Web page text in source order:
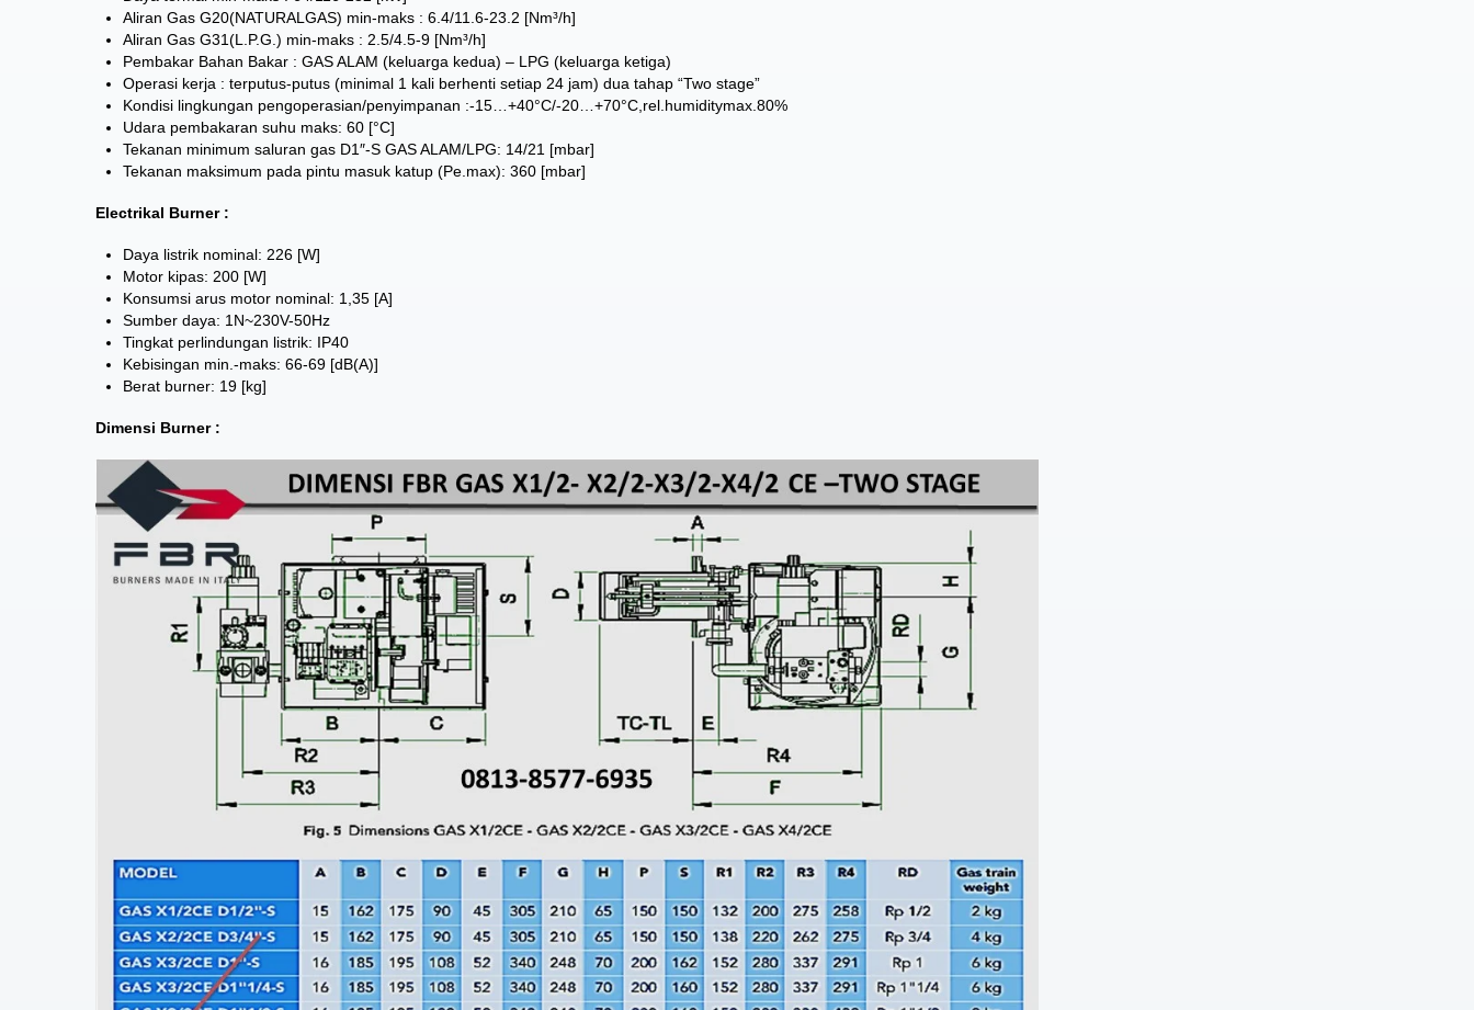
Aliran Gas G20(NATURALGAS) min-maks : 6.4/11.6-23.2 [Nm³/h]
Aliran Gas G31(L.P.G.) min-maks : 2.5/4.5-9 [Nm³/h]
Pembakar Bahan Bakar : GAS ALAM (keluarga kedua) – LPG (keluarga ketiga)
Operasi kerja : terputus-putus (minimal 1 kali berhenti setiap 24 jam) dua tahap “Two stage”
Kondisi lingkungan pengoperasian/penyimpanan :-15…+40°C/-20…+70°C,rel.humiditymax.80%
Udara pembakaran suhu maks: 60 [°C]
Tekanan minimum saluran gas D1″-S GAS ALAM/LPG: 14/21 [mbar]
Tekanan maksimum pada pintu masuk katup (Pe.max): 360 [mbar]
Electrikal Burner :
Daya listrik nominal: 226 [W]
Motor kipas: 200 [W]
Konsumsi arus motor nominal: 1,35 [A]
Sumber daya: 1N~230V-50Hz
Tingkat perlindungan listrik: IP40
Kebisingan min.-maks: 66-69 [dB(A)]
Berat burner: 19 [kg]
Dimensi Burner :